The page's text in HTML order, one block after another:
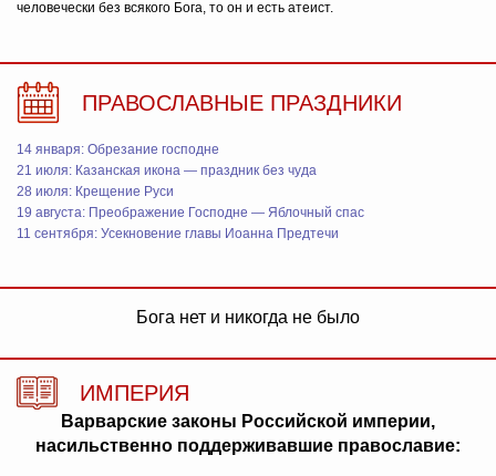
человечески без всякого Бога, то он и есть атеист.
ПРАВОСЛАВНЫЕ ПРАЗДНИКИ
14 января: Обрезание господне
21 июля: Казанская икона — праздник без чуда
28 июля: Крещение Руси
19 августа: Преображение Господне — Яблочный спас
11 сентября: Усекновение главы Иоанна Предтечи
Бога нет и никогда не было
ИМПЕРИЯ
Варварские законы Российской империи,
насильственно поддерживавшие православие: